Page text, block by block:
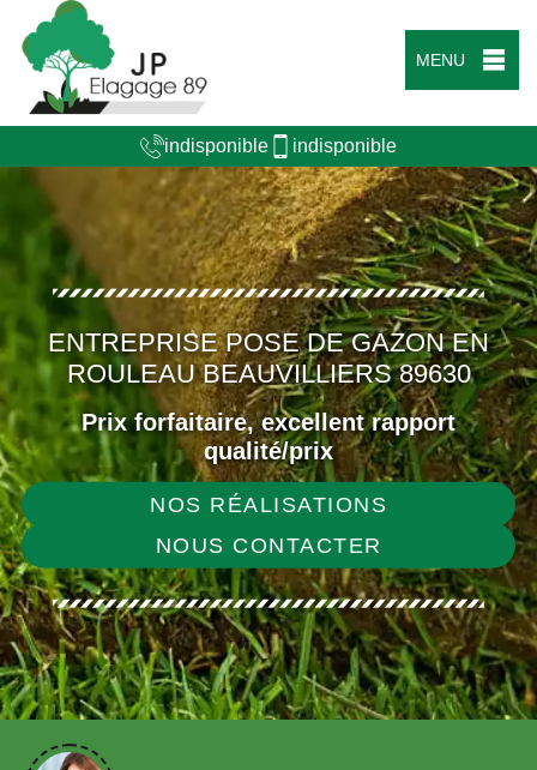
MENU
indisponible indisponible
ENTREPRISE POSE DE GAZON EN
ROULEAU BEAUVILLIERS 89630
Prix forfaitaire, excellent rapport
qualité/prix
NOS RÉALISATIONS
NOUS CONTACTER